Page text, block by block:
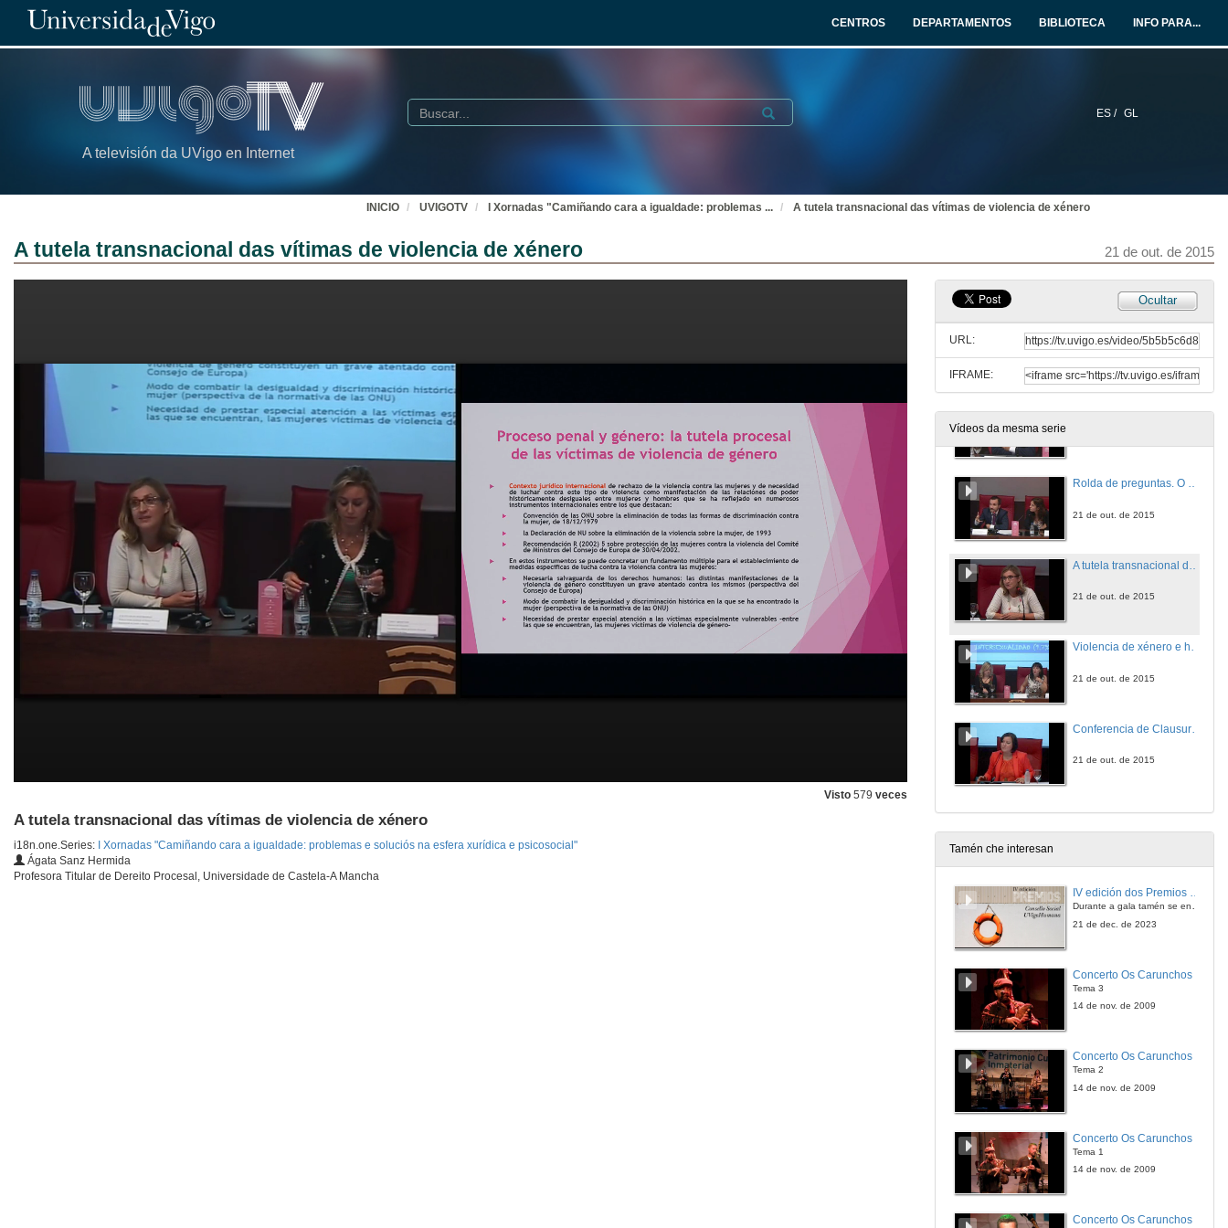
CENTROS DEPARTAMENTOS BIBLIOTECA INFO PARA...
A televisión da UVigo en Internet
ES / GL
Buscar Submit
INICIO UVIGOTV I Xornadas "Camiñando cara a igualdade: problemas ... A tutela transnacional das vítimas de violencia de xénero
A tutela transnacional das vítimas de violencia de xénero 21 de out. de 2015
Visto 579 veces
A tutela transnacional das vítimas de violencia de xénero
i18n.one.Series:
I Xornadas "Camiñando cara a igualdade: problemas e soluciós na esfera xurídica e psicosocial"
Ágata Sanz Hermida
Profesora Titular de Dereito Procesal, Universidade de Castela-A Mancha
Ocultar
URL:
IFRAME:
Vídeos da mesma serie
20 de out. de 2015
21 de out. de 2015
Rolda de preguntas. O paternalismo xurídico na persecución da violencia de xénero
21 de out. de 2015
21 de out. de 2015
Violencia de xénero e heterosexismo: a heteronorma e a subordinación das mulleres e as identidades sexuais disidentes
21 de out. de 2015
21 de out. de 2015
Tamén che interesan
IV edición dos Premios Consello Social UVigo Humana
Durante a gala tamén se entregaron os galardóns aos mellores TFG e TFM en materia de Axenda 2030
21 de dec. de 2023
Concerto Os Carunchos
Tema 3
14 de nov. de 2009
Concerto Os Carunchos
Tema 2
14 de nov. de 2009
Concerto Os Carunchos
Tema 1
14 de nov. de 2009
Concerto Os Carunchos